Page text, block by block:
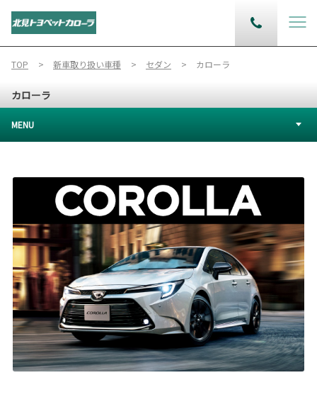
TOP 新車取り扱い車種 セダン カローラ
カローラ
MENU